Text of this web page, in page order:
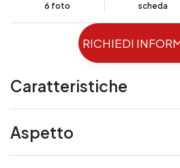
6 foto
scheda
RICHIEDI
Caratteristiche
Aspetto